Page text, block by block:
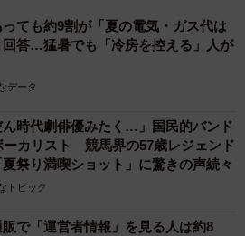
ても約9割が「夏の電気・ガス代は
回答…猛暑でも「冷房を控える」人が
データ
ん時代劇俳優みたく…」国民的バンド
ーカリスト 競馬界の57歳レジェンド
夏祭り満喫ショット」に驚きの声続々
トピック
で「運営者情報」を見る人は約8